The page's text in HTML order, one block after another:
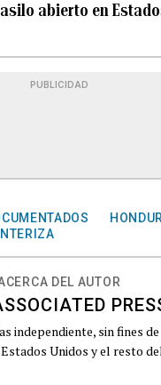
abierto en
PUBLICIDAD
DEL AUTOR
independiente, sin fines
Unidos y el resto